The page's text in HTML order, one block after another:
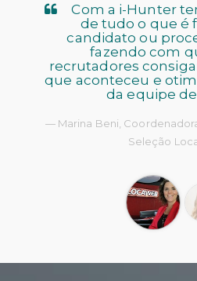
Com a i-Hunter
de tudo o que é
candidato ou
fazendo com
recrutadores
que aconteceu e
da equipe de
Marina Beni,
Seleção